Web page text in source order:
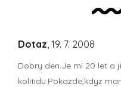
Dotaz, 19. 7. 2008
Dobry den.Je mi 20 let a
kolitidu.Pokazde,kdyz